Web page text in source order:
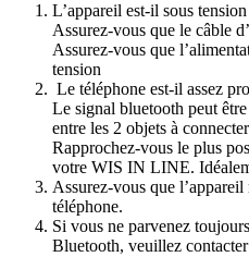
L’appareil est-il sous
Assurez-vous que le câble
Assurez-vous que
tension
Le téléphone est-il assez
Le signal bluetooth peut
entre les 2 objets à
Rapprochez-vous le plus
votre WIS IN LINE.
Assurez-vous que l’appareil
téléphone.
Si vous ne parvenez
Bluetooth, veuillez contacter